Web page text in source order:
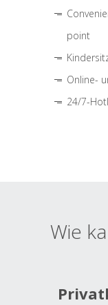
point
Online-
24/7-
Wie